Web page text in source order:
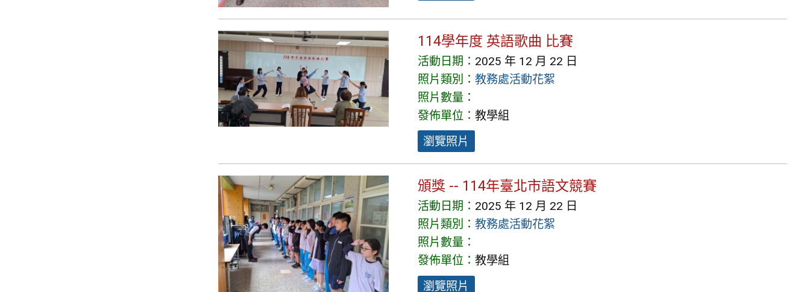
114學年度 英語歌曲 比賽
活動日期： 2025 年 12 月 22 日
照片類別： 教務處活動花絮
照片數量：
發佈單位： 教學組
瀏覽照片
頒獎 -- 114年臺北市語文競賽
活動日期： 2025 年 12 月 22 日
照片類別： 教務處活動花絮
照片數量：
發佈單位： 教學組
瀏覽照片